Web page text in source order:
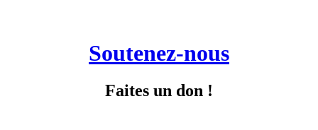
Soutenez-nous
Faites un don !